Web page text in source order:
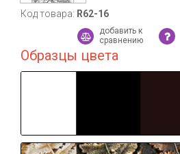
Код товара: R62-16
добавить к
сравнению
Образцы цвета